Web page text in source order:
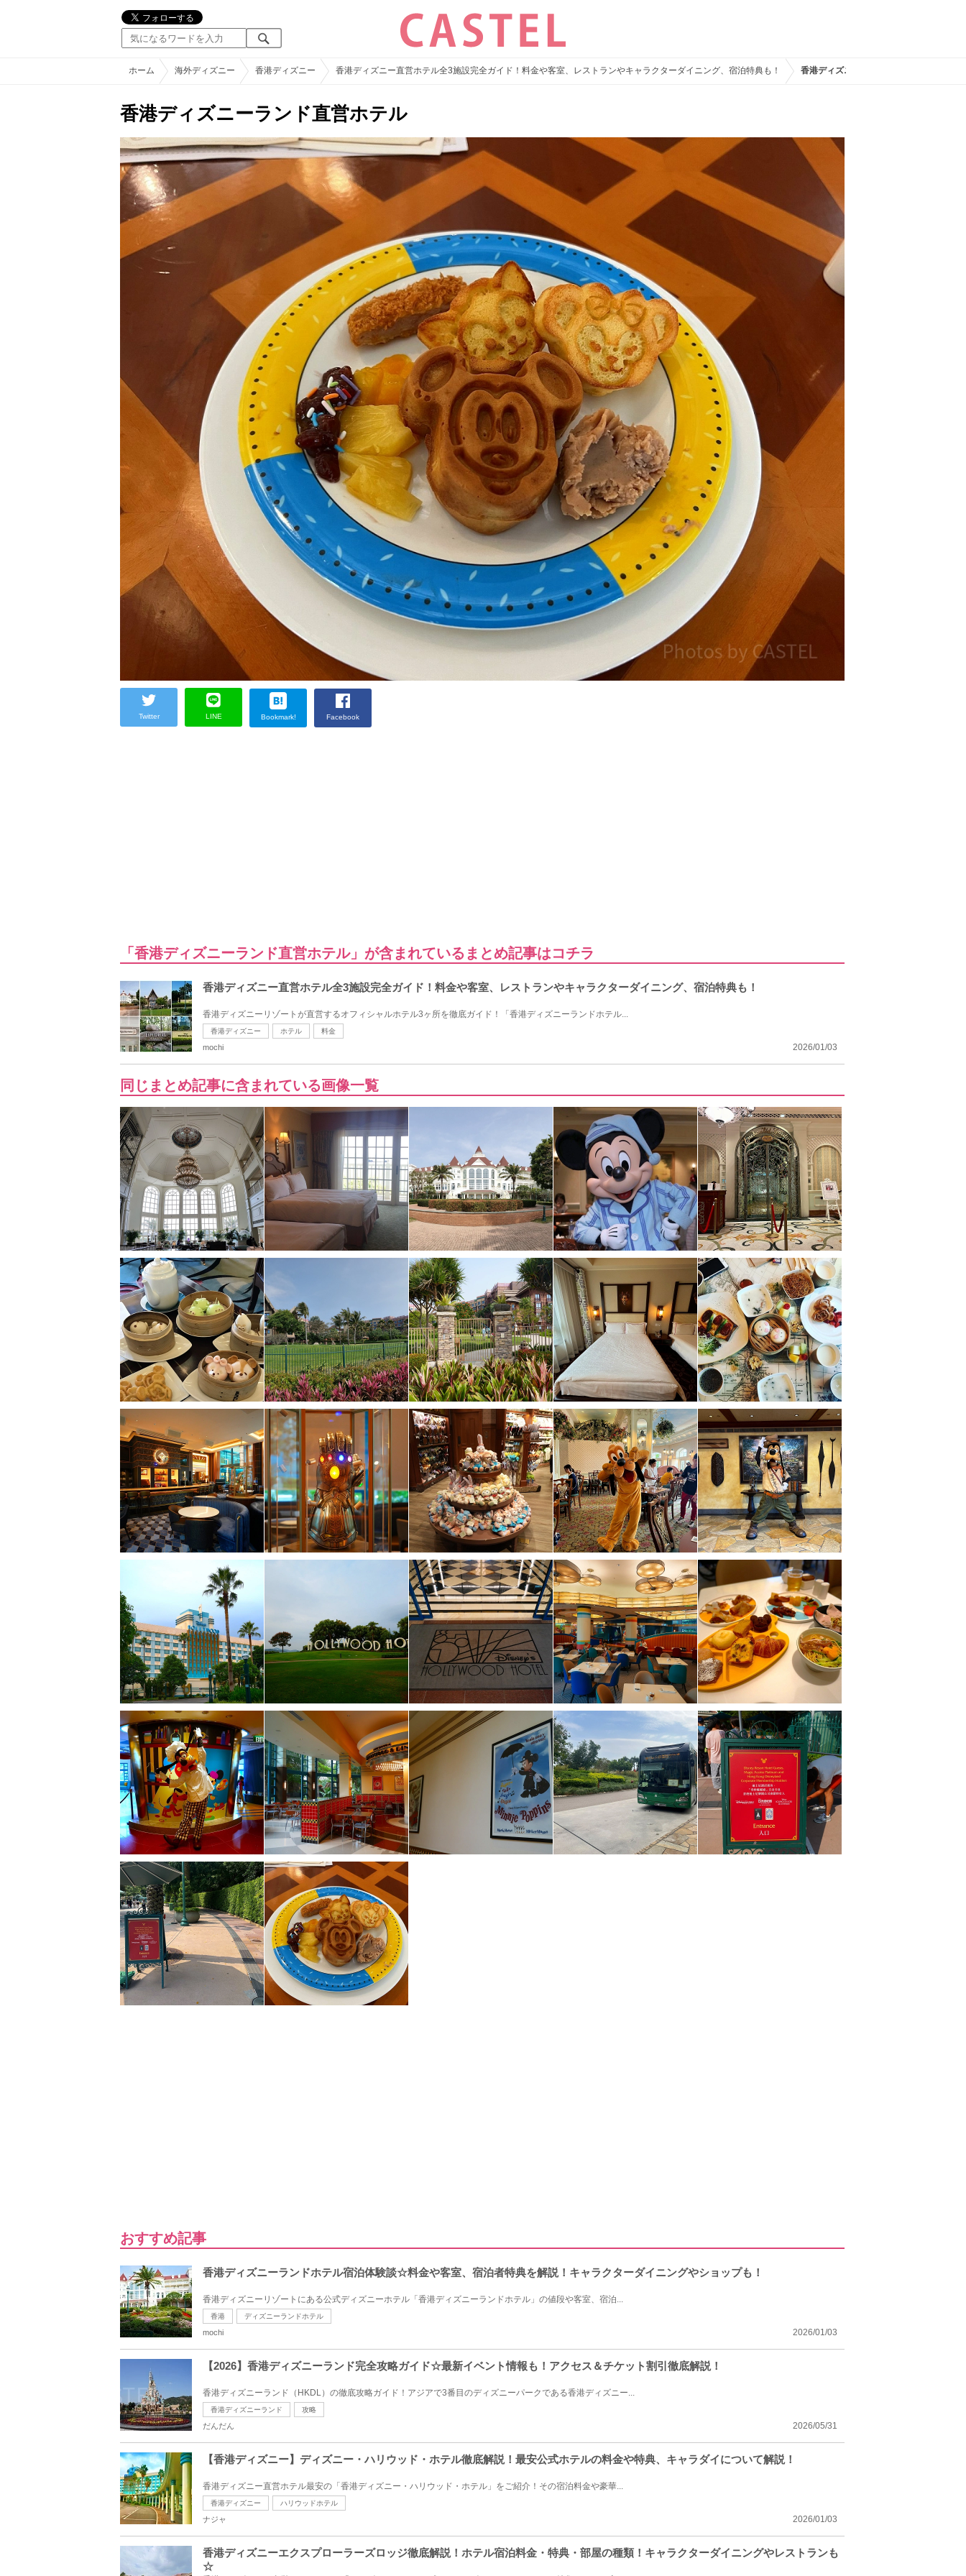
ホーム 海外ディズニー 香港ディズニー 香港ディズニー直営ホテル全3施設完全ガイド！料金や客室、レストランやキャラクターダイニング、宿泊特典も！ 香港ディズニーランド直営ホテル
香港ディズニーランド直営ホテル
Twitter LINE Bookmark! Facebook
「香港ディズニーランド直営ホテル」が含まれているまとめ記事はコチラ
香港ディズニー直営ホテル全3施設完全ガイド！料金や客室、レストランやキャラクターダイニング、宿泊特典も！
香港ディズニーリゾートが直営するオフィシャルホテル3ヶ所を徹底ガイド！「香港ディズニーランドホテル...
香港ディズニー ホテル 料金
2026/01/03
mochi
同じまとめ記事に含まれている画像一覧
おすすめ記事
香港ディズニーランドホテル宿泊体験談☆料金や客室、宿泊者特典を解説！キャラクターダイニングやショップも！
香港ディズニーリゾートにある公式ディズニーホテル「香港ディズニーランドホテル」の値段や客室、宿泊...
香港 ディズニーランドホテル
2026/01/03
mochi
【2026】香港ディズニーランド完全攻略ガイド☆最新イベント情報も！アクセス＆チケット割引徹底解説！
香港ディズニーランド（HKDL）の徹底攻略ガイド！アジアで3番目のディズニーパークである香港ディズニー...
香港ディズニーランド 攻略
2026/05/31
だんだん
【香港ディズニー】ディズニー・ハリウッド・ホテル徹底解説！最安公式ホテルの料金や特典、キャラダイについて解説！
香港ディズニー直営ホテル最安の「香港ディズニー・ハリウッド・ホテル」をご紹介！その宿泊料金や豪華...
香港ディズニー ハリウッドホテル
2026/01/03
ナジャ
香港ディズニーエクスプローラーズロッジ徹底解説！ホテル宿泊料金・特典・部屋の種類！キャラクターダイニングやレストランも
☆